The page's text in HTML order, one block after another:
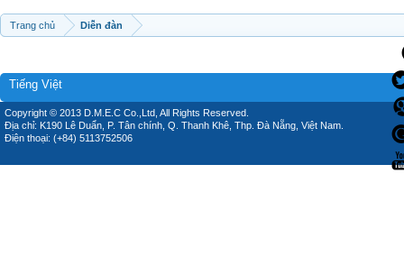
Trang chủ Diễn đàn
Tiếng Việt
Copyright © 2013 D.M.E.C Co.,Ltd, All Rights Reserved.
Địa chỉ: K190 Lê Duẩn, P. Tân chính, Q. Thanh Khê, Thp. Đà Nẵng, Việt Nam.
Điện thoại: (+84) 5113752506